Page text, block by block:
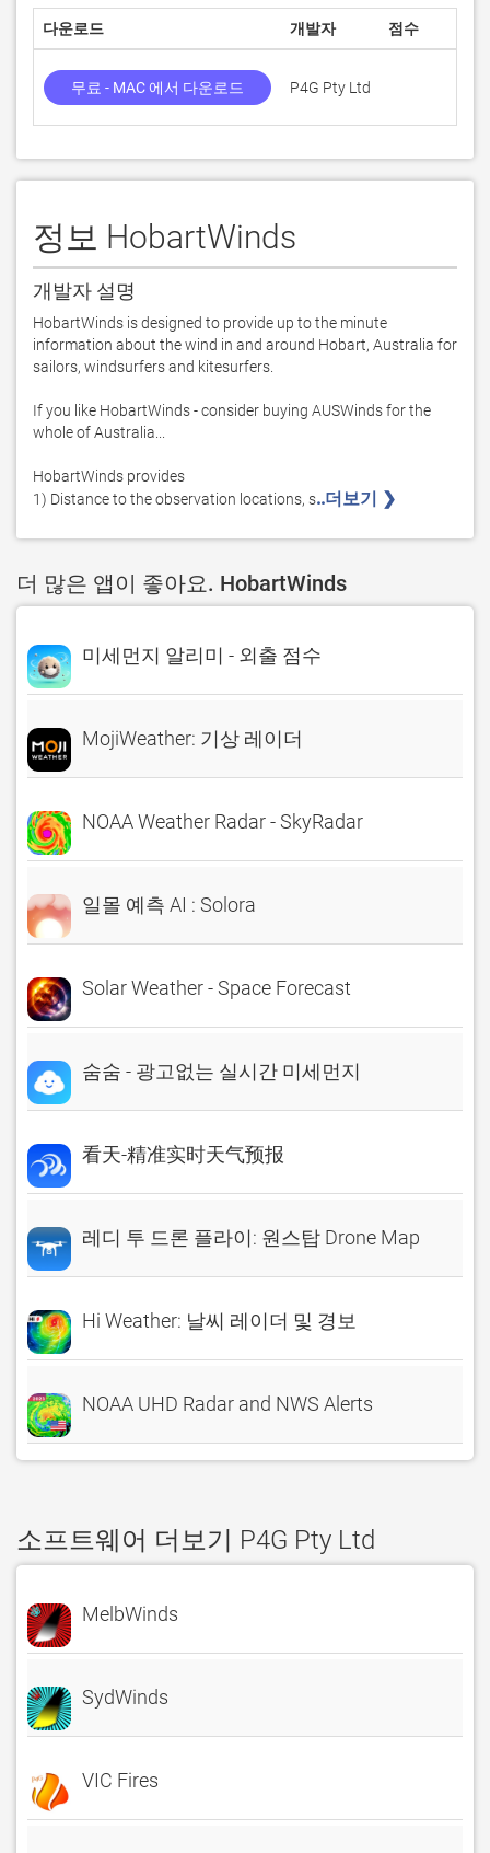
다운로드 개발자 점수
무료 - MAC 에서 다운로드 P4G Pty Ltd
정보 HobartWinds
개발자 설명
HobartWinds is designed to provide up to the minute
information about the wind in and around Hobart, Australia for
sailors, windsurfers and kitesurfers.
If you like HobartWinds - consider buying AUSWinds for the
whole of Australia...
HobartWinds provides
1) Distance to the observation locations, s..더보기 ❯
더 많은 앱이 좋아요. HobartWinds
미세먼지 알리미 - 외출 점수
MojiWeather: 기상 레이더
NOAA Weather Radar - SkyRadar
일몰 예측 AI : Solora
Solar Weather - Space Forecast
숨숨 - 광고없는 실시간 미세먼지
看天-精准实时天气预报
레디 투 드론 플라이: 원스탑 Drone Map
Hi Weather: 날씨 레이더 및 경보
NOAA UHD Radar and NWS Alerts
소프트웨어 더보기 P4G Pty Ltd
MelbWinds
SydWinds
VIC Fires